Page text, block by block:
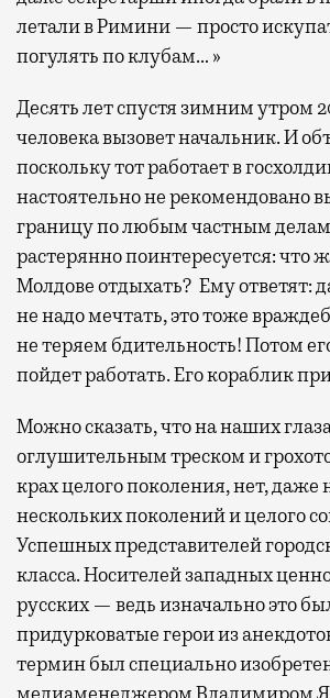
летали в Римини — просто
погулять по клубам… »
Десять лет спустя зимним утром
человека вызовет начальник. И
поскольку тот работает в
настоятельно не рекомендовано
границу по любым частным
растерянно поинтересуется: что
Молдове отдыхать? Ему ответят:
не надо мечтать, это тоже
не теряем бдительность! Потом
пойдет работать. Его кораблик
Можно сказать, что на наших
оглушительным треском и
крах целого поколения, нет, даже
нескольких поколений и целого
Успешных представителей
класса. Носителей западных
русских — ведь изначально это
придурковатые герои из
термин был специально